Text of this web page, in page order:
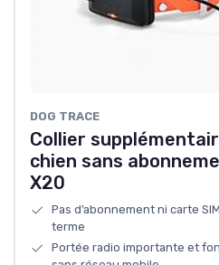
DOG TRACE
Collier
chien sans
X20
Pas d’abonnement ni carte
terme
Portée radio importante et